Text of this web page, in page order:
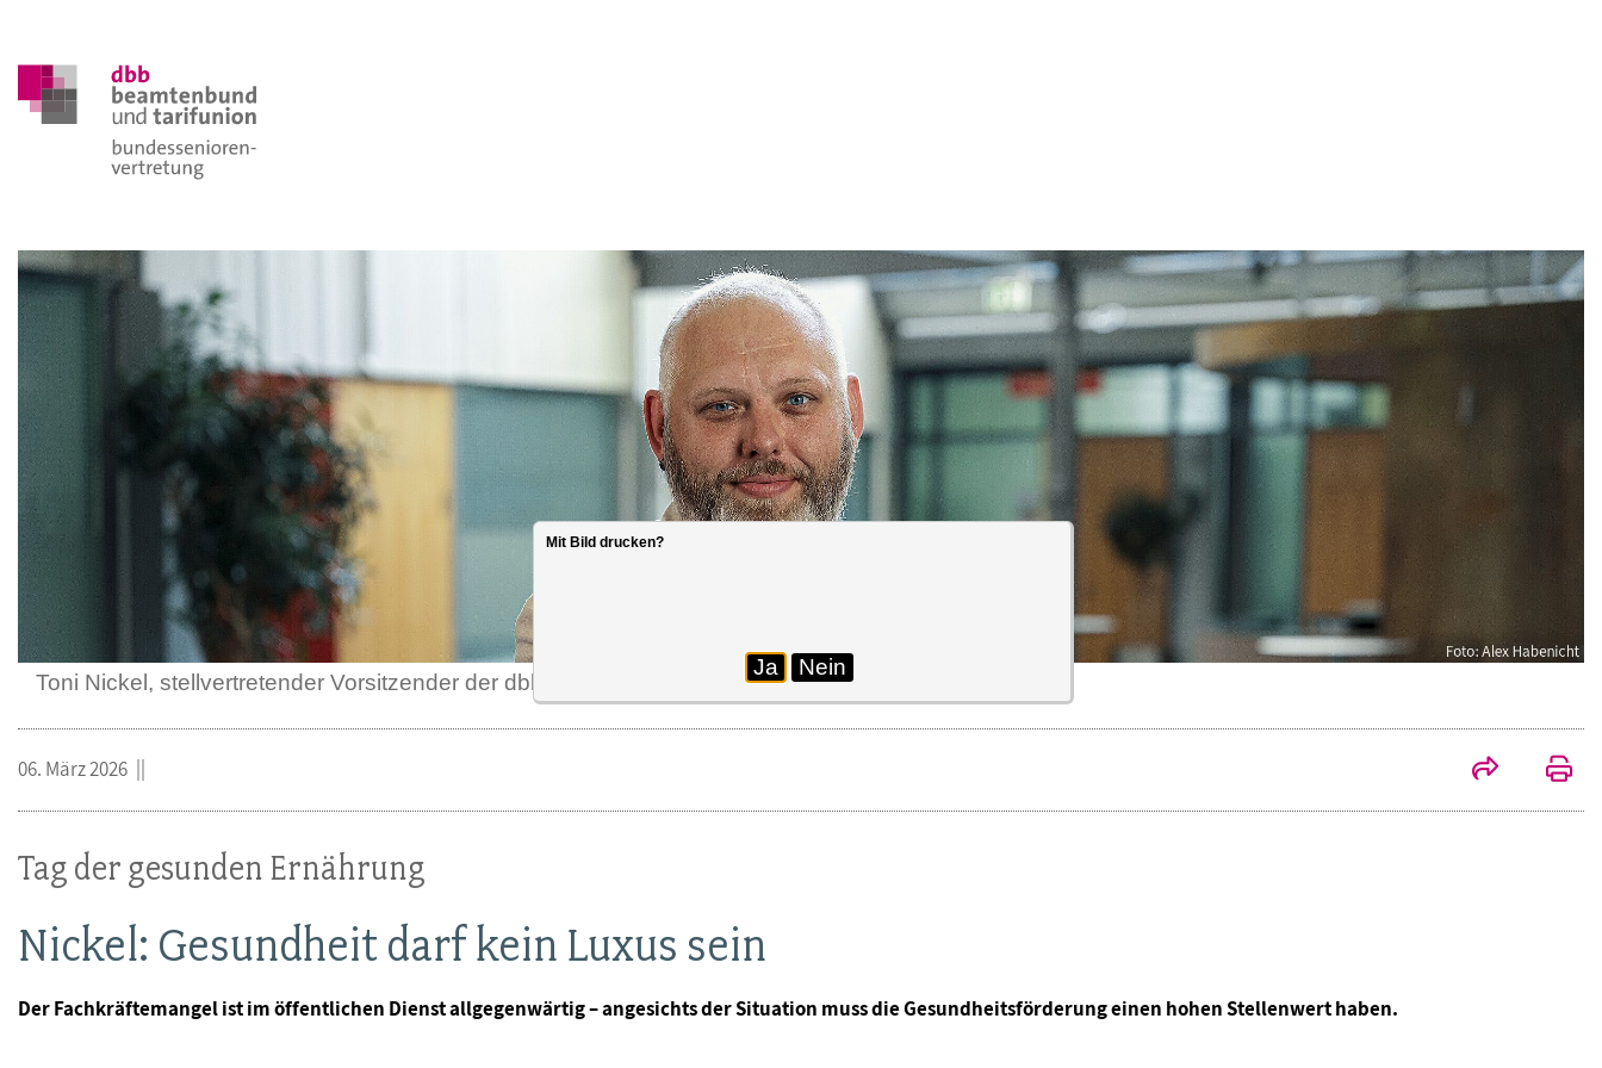
Toni Nickel, stellvertretender Vorsitzender der dbb jugend
Tag der gesunden Ernährung
Nickel: Gesundheit darf kein Luxus sein
Der Fachkräftemangel ist im öffentlichen Dienst allgegenwärtig – angesichts der Situation muss die Gesundheitsförderung einen hohen Stellenwert haben.
06. März 2026
Mit Bild drucken?
Ja Nein